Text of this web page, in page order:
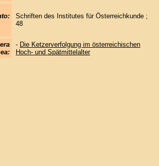
Schriften des Institutes für Österreichkunde ;
48
- Die Ketzerverfolgung im österreichischen
Hoch- und Spätmittelalter